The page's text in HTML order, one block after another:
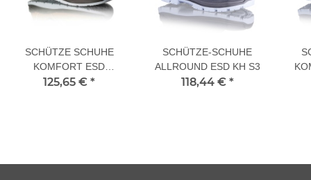
SCHÜTZE SCHUHE
KOMFORT ESD
SANDALEN S1
125,65 € *
SCHÜTZE-SCHUHE
ALLROUND ESD KH S3
118,44 € *